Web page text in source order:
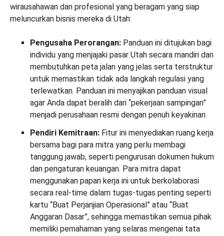
wirausahawan dan profesional yang beragam yang siap
meluncurkan bisnis mereka di Utah:
Pengusaha Perorangan: Panduan ini ditujukan bagi
individu yang menjajaki pasar Utah secara mandiri dan
membutuhkan peta jalan yang jelas serta terstruktur
untuk memastikan tidak ada langkah regulasi yang
terlewatkan. Panduan ini menyajikan panduan visual
agar Anda dapat beralih dari “pekerjaan sampingan”
menjadi perusahaan resmi dengan penuh keyakinan.
Pendiri Kemitraan: Fitur ini menyediakan ruang kerja
bersama bagi para mitra yang perlu membagi
tanggung jawab, seperti pengurusan dokumen hukum
dan pengaturan keuangan. Para mitra dapat
menggunakan papan kerja ini untuk berkolaborasi
secara real-time dalam tugas-tugas penting seperti
kartu “Buat Perjanjian Operasional” atau “Buat
Anggaran Dasar”, sehingga memastikan semua pihak
memiliki pemahaman yang selaras mengenai tata